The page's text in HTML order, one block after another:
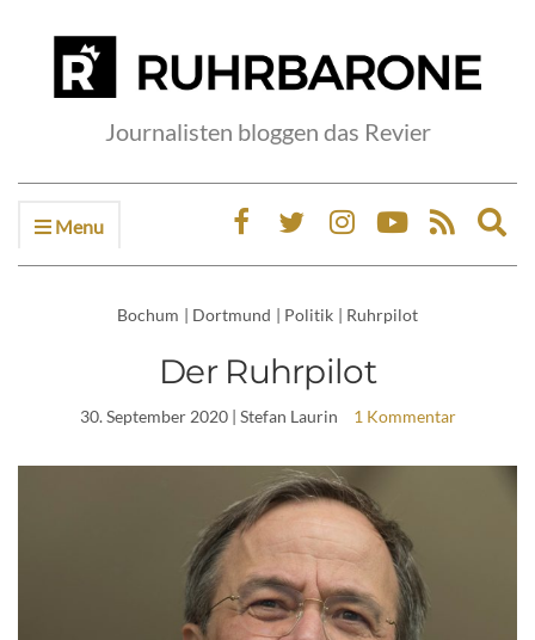
Journalisten bloggen das Revier
Menu
Bochum | Dortmund | Politik | Ruhrpilot
Der Ruhrpilot
30. September 2020| Stefan Laurin 1 Kommentar